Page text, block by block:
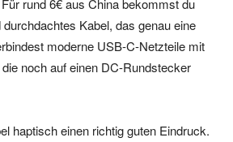
rund 6€ aus China bekommst du
Kabel, das genau eine
moderne USB-C-Netzteile mit
noch auf einen DC-Rundstecker
haptisch einen richtig guten Eindruck.